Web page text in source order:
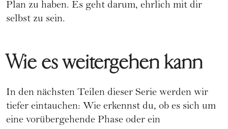
Plan zu haben. Es geht darum, ehrlich mit dir
selbst zu sein.
Wie es weitergehen kann
In den nächsten Teilen dieser Serie werden wir
tiefer eintauchen: Wie erkennst du, ob es sich um
eine vorübergehende Phase oder ein